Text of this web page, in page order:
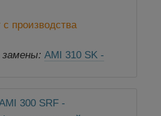
с производства
AMI 310 SK -